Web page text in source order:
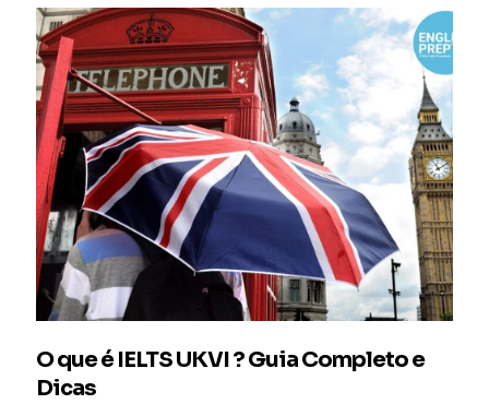
O que é IELTS UKVI ? Guia Completo e
Dicas